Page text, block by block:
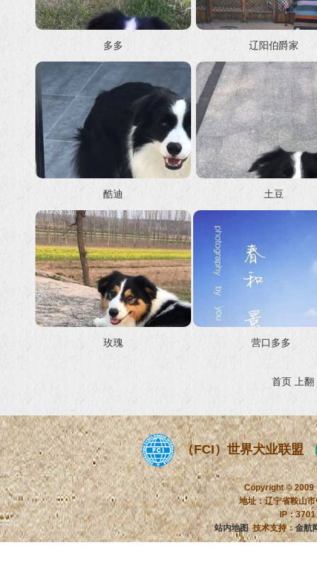
多多 辽阳伯爵家
酷迪 土豆
玫瑰 营口多多
首页 上翻
（FCI）世界犬业联盟
Copyright ©
地址：辽宁省鞍
IP：
站内地图技术支持：金航